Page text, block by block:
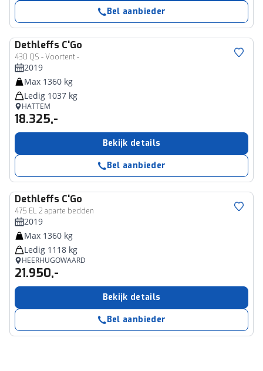
Bel aanbieder
Dethleffs C'Go
430 QS - Voortent -
2019
Max 1360 kg
Ledig 1037 kg
HATTEM
18.325,-
Bekijk details
Bel aanbieder
Dethleffs C'Go
475 EL 2 aparte bedden
2019
Max 1360 kg
Ledig 1118 kg
HEERHUGOWAARD
21.950,-
Bekijk details
Bel aanbieder